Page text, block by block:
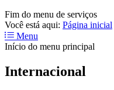
Fim do menu de serviços
Você está aqui: Página inicial
Menu
Início do menu principal
Internacional